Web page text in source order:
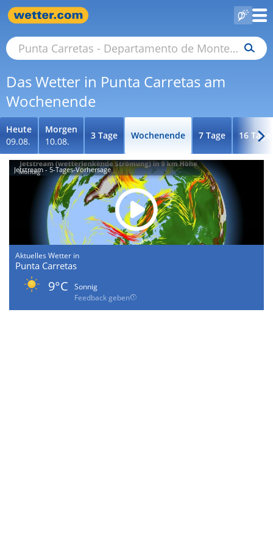
Das Wetter in Punta Carretas am
Wochenende
Heute
09.08.
Morgen
10.08.
3 Tage Wochenende 7 Tage 16 Tage
Jetstream - 5-Tages-Vorhersage
Aktuelles Wetter in
Punta Carretas
9°C
Sonnig
Feedback geben